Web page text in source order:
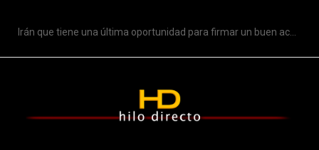
Irán que tiene una última oportunidad para firmar un buen acuerdo: Trump